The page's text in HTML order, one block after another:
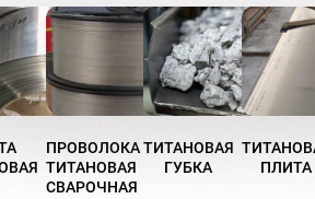
ПРОВОЛОКА
ТИТАНОВАЯ
СВАРОЧНАЯ
ТИТАНОВАЯ
ГУБКА
ПЛИТА